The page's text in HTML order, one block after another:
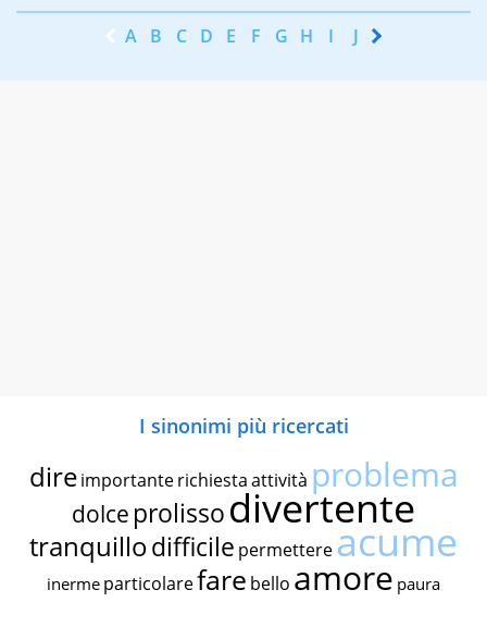
A B C D E F G H I J K
I sinonimi più ricercati
dire importante richiestaattività problema
dolce prolissodivertente
tranquillodifficile permettereacume
inerme particolarefare bello amore paura